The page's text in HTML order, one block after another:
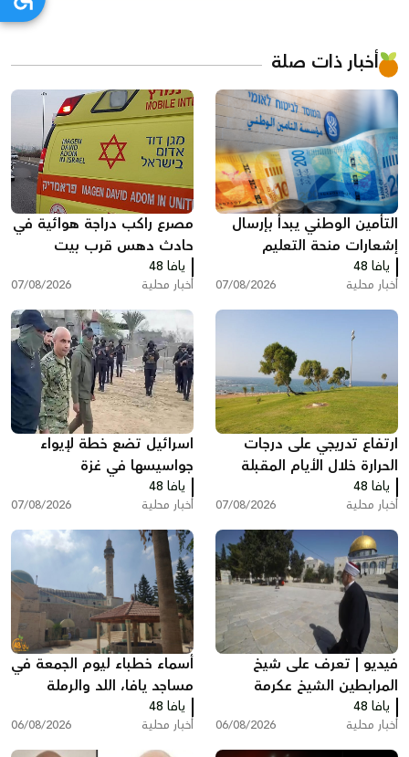
أخبار ذات صلة
التأمين الوطني يبدأ بإرسال
إشعارات منحة التعليم
يافا 48
أخبار محلية 07/08/2026
مصرع راكب دراجة هوائية في
حادث دهس قرب بيت
شيمش
يافا 48
أخبار محلية 07/08/2026
ارتفاع تدريجي على درجات
الحرارة خلال الأيام المقبلة
يافا 48
أخبار محلية 07/08/2026
اسرائيل تضع خطة لإيواء
جواسيسها في غزة
يافا 48
أخبار محلية 07/08/2026
فيديو | تعرف على شيخ
المرابطين الشيخ عكرمة
صبري
يافا 48
أخبار محلية 06/08/2026
أسماء خطباء ليوم الجمعة في
مساجد يافا، اللد والرملة
يافا 48
أخبار محلية 06/08/2026